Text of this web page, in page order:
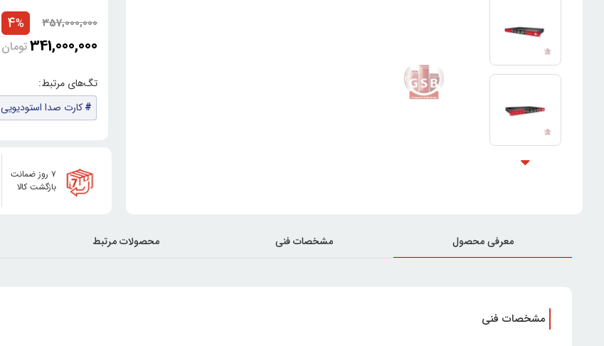
357,000,000
341,000,000تومان
4%
کارت صدا استودیویی
۷ روز ضمانت
بازگشت کالا
معرفی محصول مشخصات فنی محصولات مرتبط
مشخصات فنی